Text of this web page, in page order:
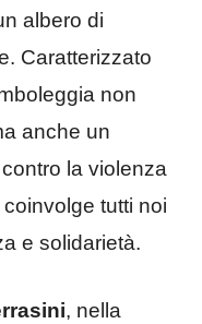
albero di
Caratterizzato
non
anche un
la violenza
tutti noi
e solidarietà.
, nella